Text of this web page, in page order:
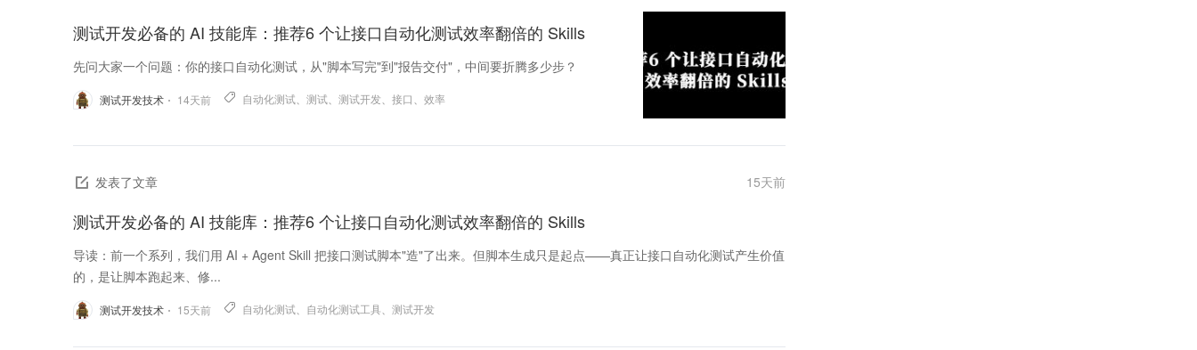
测试开发必备的 AI 技能库：推荐6 个让接口自动化测试效率翻倍的 Skills
先问大家一个问题：你的接口自动化测试，从"脚本写完"到"报告交付"，中间要折腾多少步？
测试开发技术 14天前 自动化测试、 测试、 测试开发、 接口、 效率
发表了文章 15天前
测试开发必备的 AI 技能库：推荐6 个让接口自动化测试效率翻倍的 Skills
导读：前一个系列，我们用 AI + Agent Skill 把接口测试脚本"造"了出来。但脚本生成只是起点——真正让接口自动化测试产生价值
的，是让脚本跑起来、修...
测试开发技术 15天前 自动化测试、 自动化测试工具、 测试开发